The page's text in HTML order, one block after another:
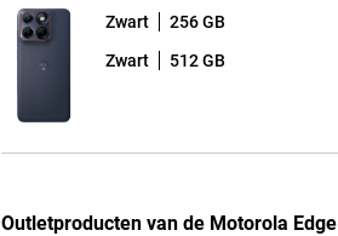
Zwart 256 GB
Zwart 512 GB
Outletproducten van de Motorola